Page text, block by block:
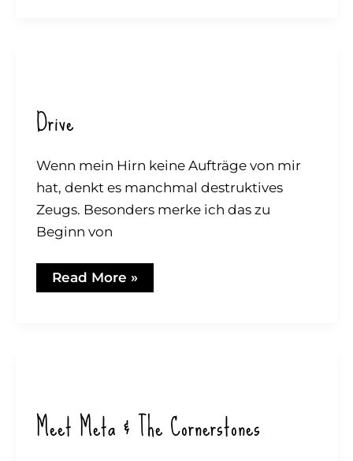
Drive
Wenn mein Hirn keine Aufträge von mir
hat, denkt es manchmal destruktives
Zeugs. Besonders merke ich das zu
Beginn von
Drive
Read More »
Meet Meta & The Cornerstones